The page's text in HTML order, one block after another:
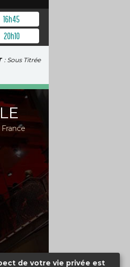
de votre vie privée est
16h45
20h10
: Sous Titrée